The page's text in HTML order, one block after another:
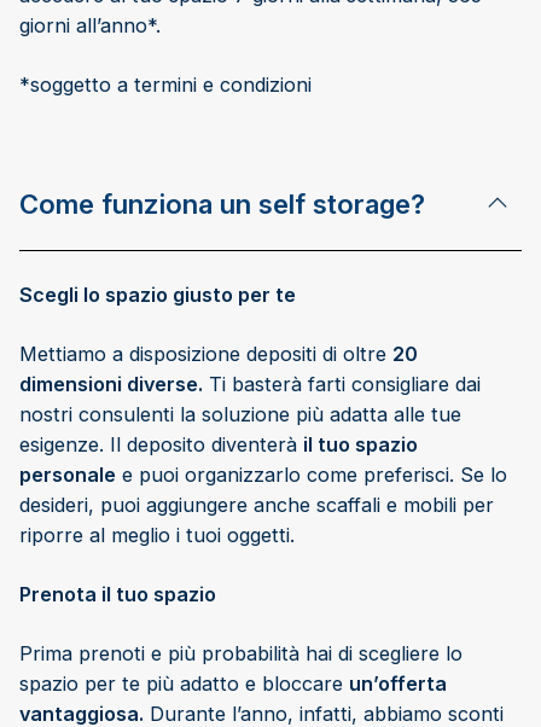
giorni all’anno*.
*soggetto a termini e condizioni
Come funziona un self storage?
Scegli lo spazio giusto per te
Mettiamo a disposizione depositi di oltre 20
dimensioni diverse. Ti basterà farti consigliare dai
nostri consulenti la soluzione più adatta alle tue
esigenze. Il deposito diventerà il tuo spazio
personale e puoi organizzarlo come preferisci. Se lo
desideri, puoi aggiungere anche scaffali e mobili per
riporre al meglio i tuoi oggetti.
Prenota il tuo spazio
Prima prenoti e più probabilità hai di scegliere lo
spazio per te più adatto e bloccare un’offerta
vantaggiosa. Durante l’anno, infatti, abbiamo sconti